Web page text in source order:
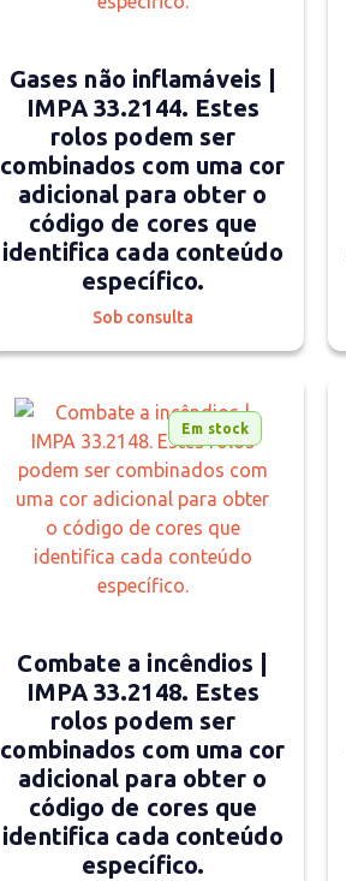
Gases não inflamáveis |
IMPA 33.2144. Estes
rolos podem ser
combinados com uma cor
adicional para obter o
código de cores que
identifica cada conteúdo
específico.
Sob consulta
Em stock
Combate a incêndios |
IMPA 33.2148. Estes
rolos podem ser
combinados com uma cor
adicional para obter o
código de cores que
identifica cada conteúdo
específico.